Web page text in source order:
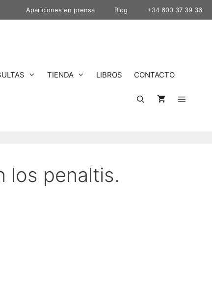
Apariciones en prensa Blog +34 600 37 39 36
TIENDA LIBROS CONTACTO
los penaltis.